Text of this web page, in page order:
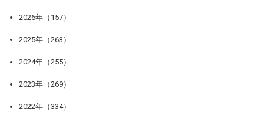
2026年（157）
2025年（263）
2024年（255）
2023年（269）
2022年（334）